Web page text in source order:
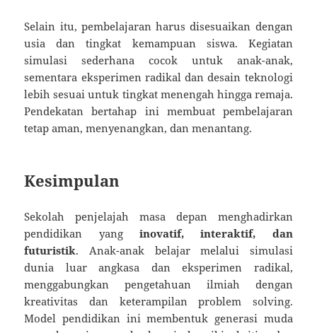
Selain itu, pembelajaran harus disesuaikan dengan
usia dan tingkat kemampuan siswa. Kegiatan
simulasi sederhana cocok untuk anak-anak,
sementara eksperimen radikal dan desain teknologi
lebih sesuai untuk tingkat menengah hingga remaja.
Pendekatan bertahap ini membuat pembelajaran
tetap aman, menyenangkan, dan menantang.
Kesimpulan
Sekolah penjelajah masa depan menghadirkan
pendidikan yang inovatif, interaktif, dan
futuristik. Anak-anak belajar melalui simulasi
dunia luar angkasa dan eksperimen radikal,
menggabungkan pengetahuan ilmiah dengan
kreativitas dan keterampilan problem solving.
Model pendidikan ini membentuk generasi muda